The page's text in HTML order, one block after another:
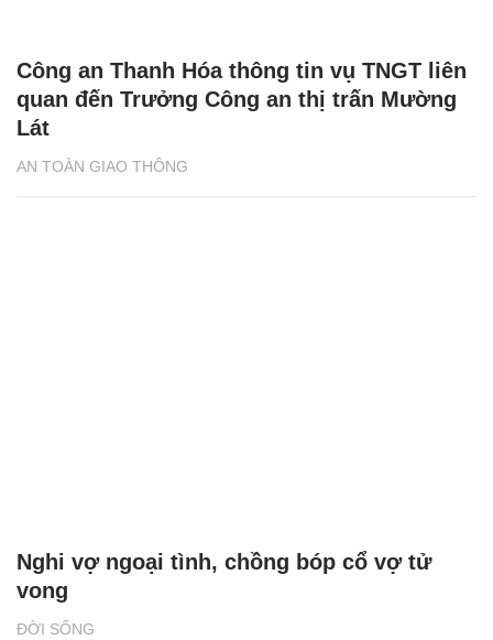
AN TOÀN GIAO THÔNG
Công an Thanh Hóa thông tin vụ TNGT liên
quan đến Trưởng Công an thị trấn Mường
Lát
ĐỜI SỐNG
Nghi vợ ngoại tình, chồng bóp cổ vợ tử
vong